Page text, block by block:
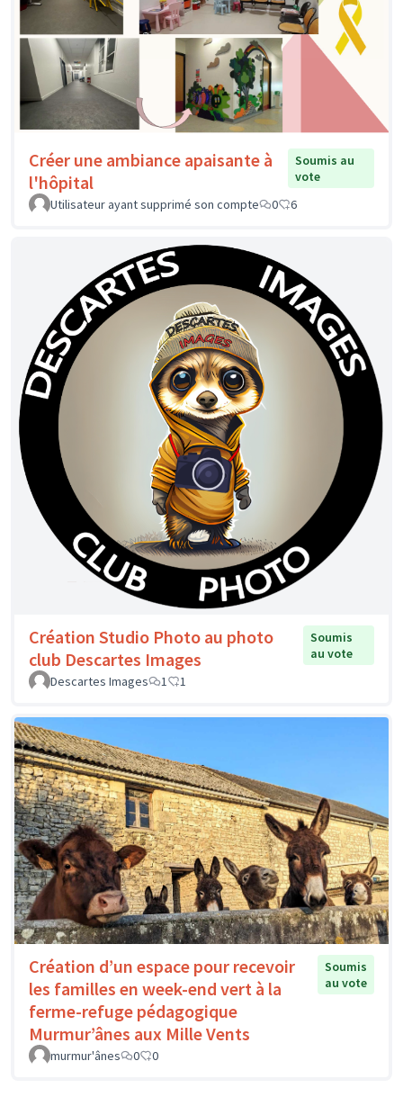
Créer une ambiance apaisante à
l'hôpital
Soumis au
vote
Utilisateur ayant supprimé son compte
0 6
Création Studio Photo au photo
club Descartes Images
Soumis
au vote
Descartes Images
1 1
Création d’un espace pour recevoir
les familles en week-end vert à la
ferme-refuge pédagogique
Murmur’ânes aux Mille Vents
Soumis
au vote
murmur'ânes 0 0